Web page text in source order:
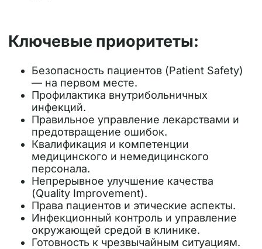
Ключевые приоритеты:
Безопасность пациентов (Patient Safety)
— на первом месте.
Профилактика внутрибольничных
инфекций.
Правильное управление лекарствами и
предотвращение ошибок.
Квалификация и компетенции
медицинского и немедицинского
персонала.
Непрерывное улучшение качества
(Quality Improvement).
Права пациентов и этические аспекты.
Инфекционный контроль и управление
окружающей средой в клинике.
Готовность к чрезвычайным ситуациям.